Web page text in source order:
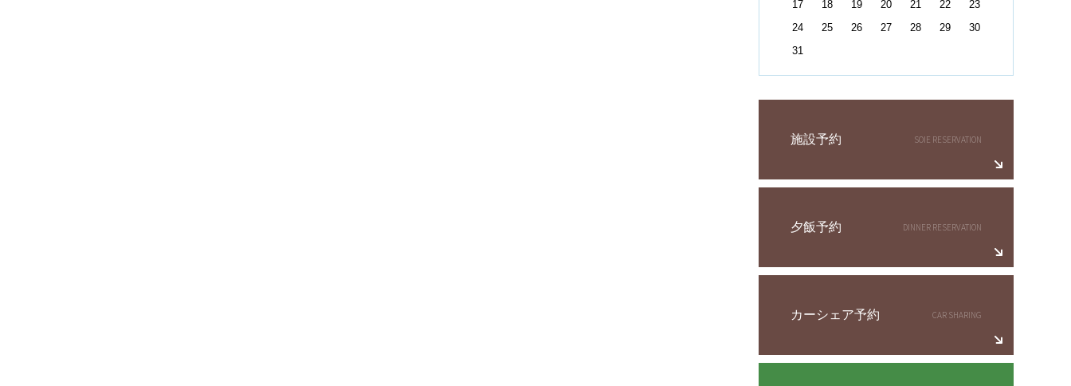
17 18 19 20 21 22
23
24
25 26 27 28 29
30
31
施設予約
夕飯予約
カーシェア予約